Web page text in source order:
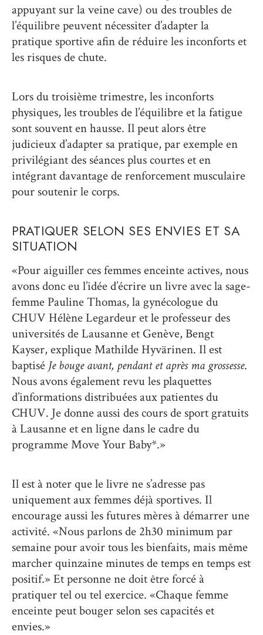
appuyant sur la veine cave) ou des troubles de
l’équilibre peuvent nécessiter d’adapter la
pratique sportive afin de réduire les inconforts et
les risques de chute.
Lors du troisième trimestre, les inconforts
physiques, les troubles de l’équilibre et la fatigue
sont souvent en hausse. Il peut alors être
judicieux d’adapter sa pratique, par exemple en
privilégiant des séances plus courtes et en
intégrant davantage de renforcement musculaire
pour soutenir le corps.
PRATIQUER SELON SES ENVIES ET SA
SITUATION
«Pour aiguiller ces femmes enceinte actives, nous
avons donc eu l’idée d’écrire un livre avec la sage-
femme Pauline Thomas, la gynécologue du
CHUV Hélène Legardeur et le professeur des
universités de Lausanne et Genève, Bengt
Kayser, explique Mathilde Hyvärinen. Il est
baptisé Je bouge avant, pendant et après ma grossesse.
Nous avons également revu les plaquettes
d’informations distribuées aux patientes du
CHUV. Je donne aussi des cours de sport gratuits
à Lausanne et en ligne dans le cadre du
programme Move Your Baby*.»
Il est à noter que le livre ne s’adresse pas
uniquement aux femmes déjà sportives. Il
encourage aussi les futures mères à démarrer une
activité. «Nous parlons de 2h30 minimum par
semaine pour avoir tous les bienfaits, mais même
marcher quinzaine minutes de temps en temps est
positif.» Et personne ne doit être forcé à
pratiquer tel ou tel exercice. «Chaque femme
enceinte peut bouger selon ses capacités et
envies.»